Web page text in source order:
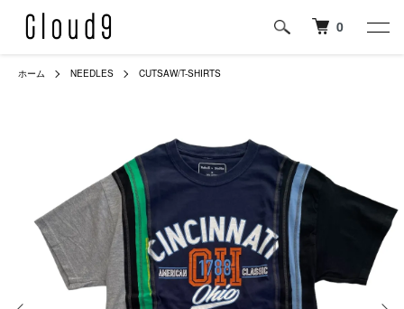
0
ホーム NEEDLES CUTSAW/T-SHIRTS